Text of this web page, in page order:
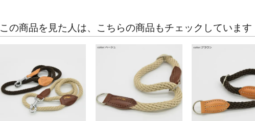
この商品を見た人は、こちらの商品もチェックしています